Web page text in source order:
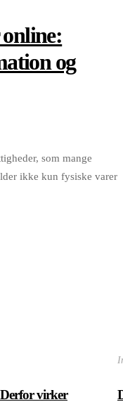
og
som mange
ikke kun fysiske varer
virker